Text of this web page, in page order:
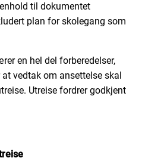
til dokumentet
plan for skolegang som
en hel del forberedelser,
vedtak om ansettelse skal
Utreise fordrer godkjent